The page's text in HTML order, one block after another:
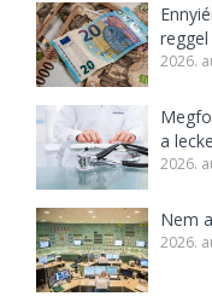
reggel
2026.
a
2026.
Nem
2026.